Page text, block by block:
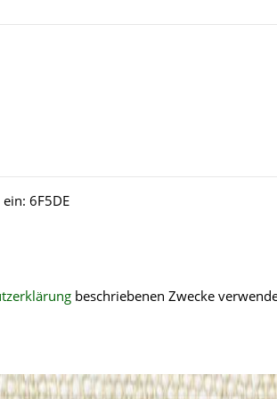
6F5DE
beschriebenen Zwecke